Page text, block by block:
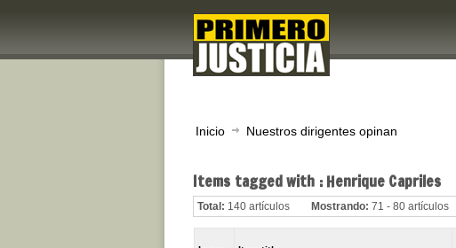
Inicio Nuestros dirigentes opinan
Items tagged with : Henrique Capriles
Total: 140 artículos Mostrando: 71 - 80 artículos